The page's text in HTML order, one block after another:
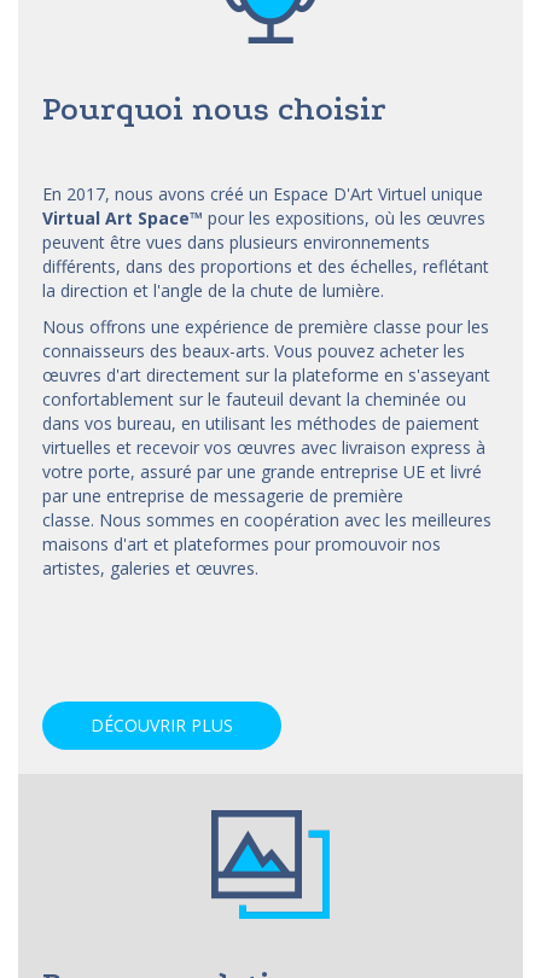
Pourquoi nous choisir
En 2017, nous avons créé un Espace D'Art Virtuel unique
Virtual Art Space™ pour les expositions, où les œuvres
peuvent être vues dans plusieurs environnements
différents, dans des proportions et des échelles, reflétant
la direction et l'angle de la chute de lumière.
Nous offrons une expérience de première classe pour les
connaisseurs des beaux-arts. Vous pouvez acheter les
œuvres d'art directement sur la plateforme en s'asseyant
confortablement sur le fauteuil devant la cheminée ou
dans vos bureau, en utilisant les méthodes de paiement
virtuelles et recevoir vos œuvres avec livraison express à
votre porte, assuré par une grande entreprise UE et livré
par une entreprise de messagerie de première
classe. Nous sommes en coopération avec les meilleures
maisons d'art et plateformes pour promouvoir nos
artistes, galeries et œuvres.
DÉCOUVRIR PLUS